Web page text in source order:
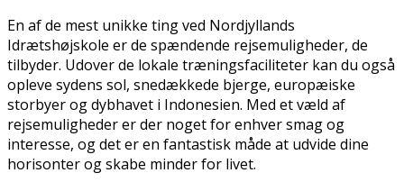
En af de mest unikke ting ved Nordjyllands
Idrætshøjskole er de spændende rejsemuligheder, de
tilbyder. Udover de lokale træningsfaciliteter kan du også
opleve sydens sol, snedækkede bjerge, europæiske
storbyer og dybhavet i Indonesien. Med et væld af
rejsemuligheder er der noget for enhver smag og
interesse, og det er en fantastisk måde at udvide dine
horisonter og skabe minder for livet.